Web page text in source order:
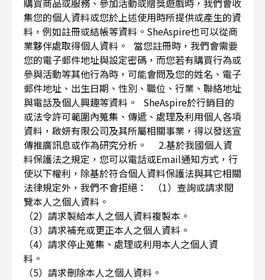
集您的個人資料或您於上述使用時所提供或產生的資
料，例如註冊或結帳等資料。SheAspire也可以從商
業夥伴處取得個人資料。 當您註冊時，我們會需要
您的電子郵件地址與設定密碼，而您若有購買行為或
參與活動等其他行為時，可能會問及您的姓名、電子
郵件地址、出生日期、性別、職位、行業、聯絡地址
與電話及個人興趣等資料。 SheAspire於行銷目的
或法令許可範圍內蒐集、傳遞、處理及利用個人各項
資料，啟妍有限公司及其所屬相關事業，得以發送宣
傳推廣訊息或作為研究分析。 2.基於我國個人資
料保護法之規定，您可以電話或Email通知方式，行
使以下權利，除基於符合個人資料保護法與其它相關
法律規定外，我們不會拒絕： （1）查詢或請求閱
覽本人之個人資料。
（2）請求製給本人之個人資料複製本。
（3）請求補充或更正本人之個人資料。
（4）請求停止蒐集、處理或利用本人之個人資
料。
（5）請求刪除本人之個人資料。